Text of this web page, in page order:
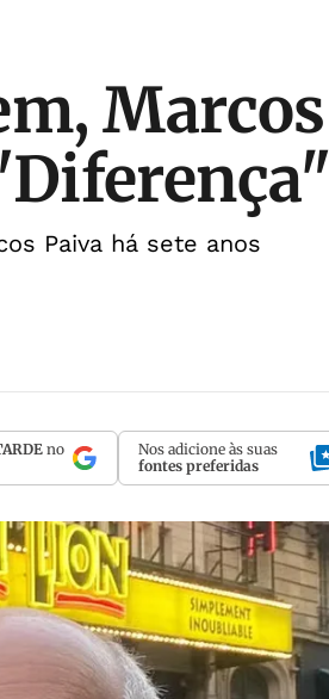
Marcos
Paiva há sete anos
no
Nos adicione às suas
fontes preferidas